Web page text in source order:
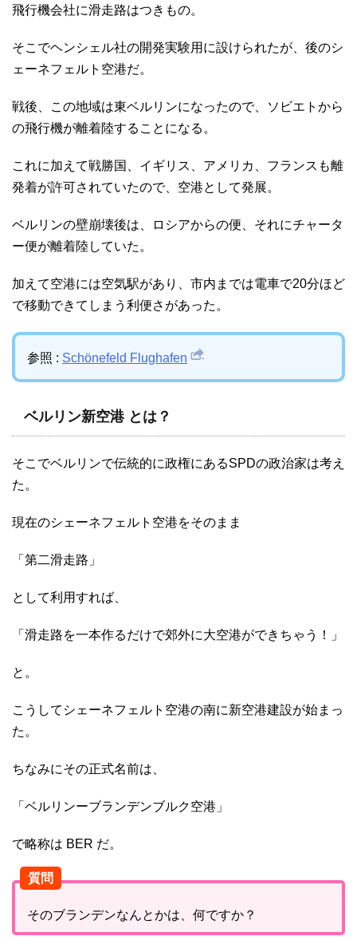
飛行機会社に滑走路はつきもの。
そこでヘンシェル社の開発実験用に設けられたが、後のシ
ェーネフェルト空港だ。
戦後、この地域は東ベルリンになったので、ソビエトから
の飛行機が離着陸することになる。
これに加えて戦勝国、イギリス、アメリカ、フランスも離
発着が許可されていたので、空港として発展。
ベルリンの壁崩壊後は、ロシアからの便、それにチャータ
ー便が離着陸していた。
加えて空港には空気駅があり、市内までは電車で20分ほど
で移動できてしまう利便さがあった。
参照 : Schönefeld Flughafen
ベルリン新空港 とは？
そこでベルリンで伝統的に政権にあるSPDの政治家は考え
た。
現在のシェーネフェルト空港をそのまま
「第二滑走路」
として利用すれば、
「滑走路を一本作るだけで郊外に大空港ができちゃう！」
と。
こうしてシェーネフェルト空港の南に新空港建設が始まっ
た。
ちなみにその正式名前は、
「ベルリンーブランデンブルク空港」
で略称は BER だ。
質問
そのブランデンなんとかは、何ですか？